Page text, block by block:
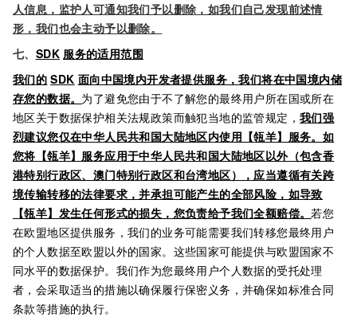
人信息，监护人可通知我们予以删除，如我们自己发现前述情
形，我们也会主动予以删除。
七、 SDK 服务的适用范围
我们的 SDK 面向中国境内开发者提供服务，我们将在中国境内储
存您的数据。 为了避免您由于不了解您的最终用户所在国或所在
地区关于数据保护相关法规政策而触犯当地的监管规定， 我们强
烈建议您仅在中华人民共和国大陆地区内使用【瓴羊】服务。如
您将【瓴羊】服务应用于中华人民共和国大陆地区以外（包含香
港特别行政区、澳门特别行政区和台湾地区），应当遵循有关跨
境传输转移的法律要求，并承担可能产生的全部风险，如导致
【瓴羊】发生任何形式的损失，您负责给予我们全额赔偿。若您
在欧盟地区提供服务，我们的业务可能需要我们转移您最终用户
的个人数据至欧盟以外的国家。这些国家可能提供与欧盟国家不
同水平的数据保护。我们作为您最终用户个人数据的受托处理
者，会采取适当的措施以确保履行保密义务，并确保如标准合同
条款等措施的执行。